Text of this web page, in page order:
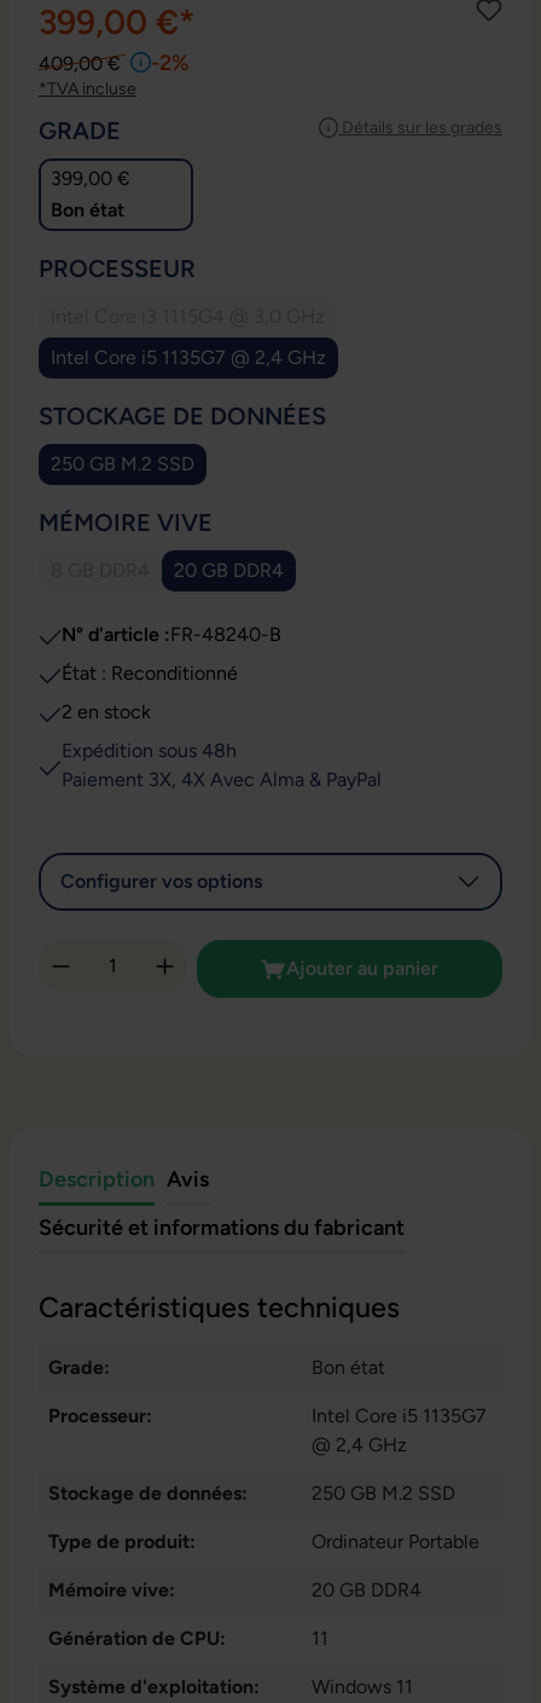
399,00 €*
409,00 € -2%
*TVA incluse
Détails sur les grades
SÉLECTIONNEZ
GRADE
399,00 €
Bon état
SÉLECTIONNEZ
PROCESSEUR
Intel Core i5 1135G7 @ 2,4 GHz
SÉLECTIONNEZ
STOCKAGE DE DONNÉES
250 GB M.2 SSD
SÉLECTIONNEZ
MÉMOIRE VIVE
(Cette option n'est pas disponible pour le moment.)
20 GB DDR4
N° d'article :FR-48240-B
État : Reconditionné
2 en stock
Expédition sous 48h
Paiement 3X, 4X Avec Alma & PayPal
Configurer vos options
Quantité de produit : Entrez la quantité
Ajouter au panier
Description Avis
Sécurité et informations du fabricant
Caractéristiques techniques
Grade: Bon état
Processeur:
Intel Core i5 1135G7
@ 2,4 GHz
Stockage de données: 250 GB M.2 SSD
Type de produit: Ordinateur Portable
Mémoire vive: 20 GB DDR4
Génération de CPU: 11
Système d'exploitation:
Windows 11